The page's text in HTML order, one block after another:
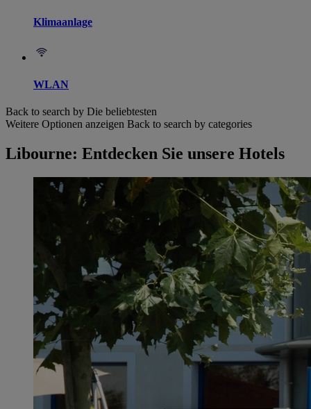
Klimaanlage
WLAN
Back to search by Die beliebtesten
Weitere Optionen anzeigen Back to search by categories
Libourne: Entdecken Sie unsere Hotels